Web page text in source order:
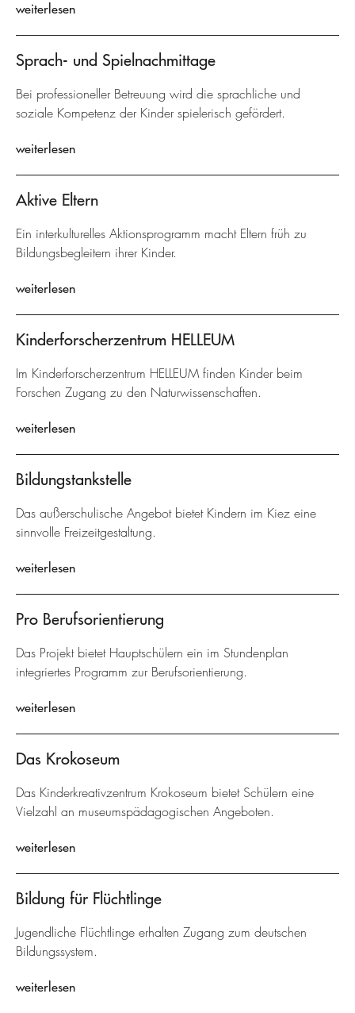
weiterlesen
Sprach- und Spielnachmittage
Bei professioneller Betreuung wird die sprachliche und
soziale Kompetenz der Kinder spielerisch gefördert.
weiterlesen
Aktive Eltern
Ein interkulturelles Aktionsprogramm macht Eltern früh zu
Bildungsbegleitern ihrer Kinder.
weiterlesen
Kinderforscherzentrum HELLEUM
Im Kinderforscherzentrum HELLEUM finden Kinder beim
Forschen Zugang zu den Naturwissenschaften.
weiterlesen
Bildungstankstelle
Das außerschulische Angebot bietet Kindern im Kiez eine
sinnvolle Freizeitgestaltung.
weiterlesen
Pro Berufsorientierung
Das Projekt bietet Hauptschülern ein im Stundenplan
integriertes Programm zur Berufsorientierung.
weiterlesen
Das Krokoseum
Das Kinderkreativzentrum Krokoseum bietet Schülern eine
Vielzahl an museumspädagogischen Angeboten.
weiterlesen
Bildung für Flüchtlinge
Jugendliche Flüchtlinge erhalten Zugang zum deutschen
Bildungssystem.
weiterlesen